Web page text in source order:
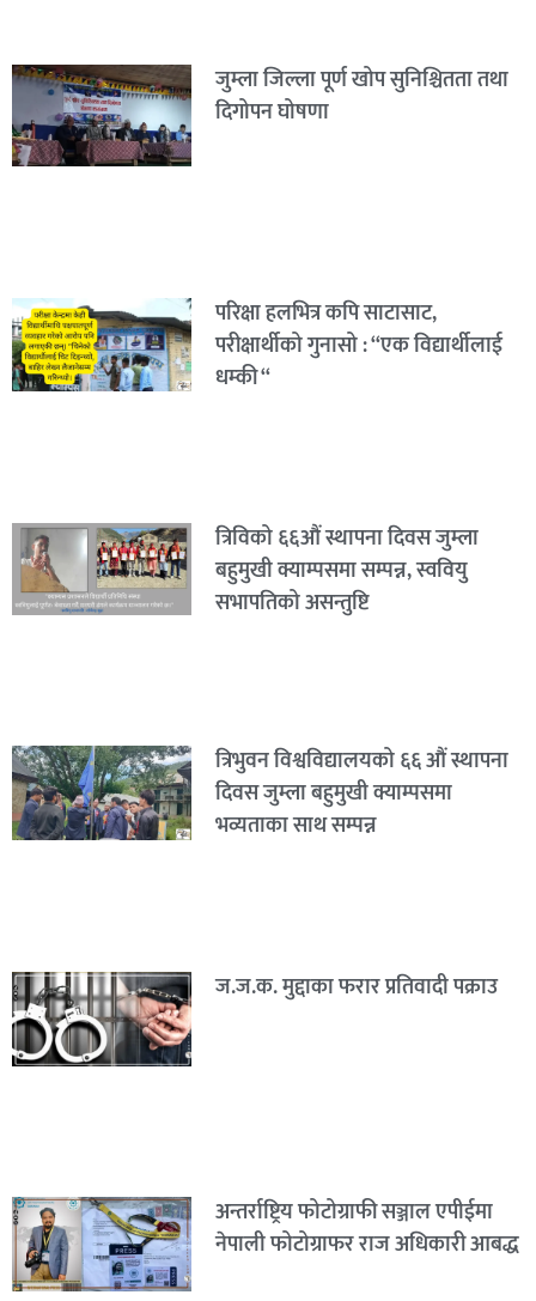
जुम्ला जिल्ला पूर्ण खोप सुनिश्चितता तथा
दिगोपन घोषणा
परिक्षा हलभित्र कपि साटासाट,
परीक्षार्थीको गुनासो : “एक विद्यार्थीलाई
धम्की “
त्रिविको ६६औं स्थापना दिवस जुम्ला
बहुमुखी क्याम्पसमा सम्पन्न, स्ववियु
सभापतिको असन्तुष्टि
त्रिभुवन विश्वविद्यालयको ६६ औं स्थापना
दिवस जुम्ला बहुमुखी क्याम्पसमा
भव्यताका साथ सम्पन्न
ज.ज.क. मुद्दाका फरार प्रतिवादी पक्राउ
अन्तर्राष्ट्रिय फोटोग्राफी सञ्जाल एपीईमा
नेपाली फोटोग्राफर राज अधिकारी आबद्ध